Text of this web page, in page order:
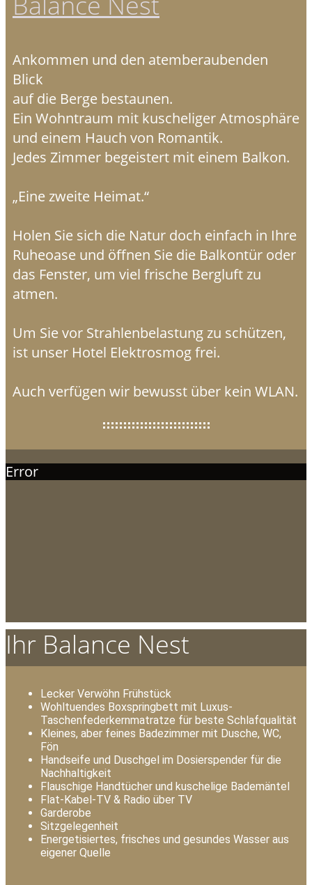
Ankommen und den atemberaubenden
Blick
auf die Berge bestaunen.
Ein Wohntraum mit kuscheliger Atmosphäre
und einem Hauch von Romantik.
Jedes Zimmer begeistert mit einem Balkon.
„Eine zweite Heimat.“
Holen Sie sich die Natur doch einfach in Ihre
Ruheoase und öffnen Sie die Balkontür oder
das Fenster, um viel frische Bergluft zu
atmen.
Um Sie vor Strahlenbelastung zu schützen,
ist unser Hotel Elektrosmog frei.
Auch verfügen wir bewusst über kein WLAN.
Error
Ihr Balance Nest
Lecker Verwöhn Frühstück
Wohltuendes Boxspringbett mit Luxus-
Taschenfederkernmatratze für beste Schlafqualität
Kleines, aber feines Badezimmer mit Dusche, WC,
Fön
Handseife und Duschgel im Dosierspender für die
Nachhaltigkeit
Flauschige Handtücher und kuschelige Bademäntel
Flat-Kabel-TV & Radio über TV
Garderobe
Sitzgelegenheit
Energetisiertes, frisches und gesundes Wasser aus
eigener Quelle